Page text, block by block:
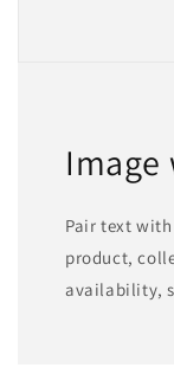
Pair text
product,
availability,